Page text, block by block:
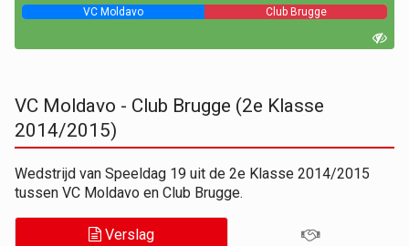
VC Moldavo Club Brugge
VC Moldavo - Club Brugge (2e Klasse
2014/2015)
Wedstrijd van Speeldag 19 uit de 2e Klasse 2014/2015
tussen VC Moldavo en Club Brugge.
Verslag